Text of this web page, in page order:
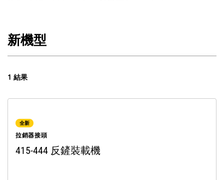
新機型
1 結果
全新
拉銷器接頭
415-444 反鏟裝載機